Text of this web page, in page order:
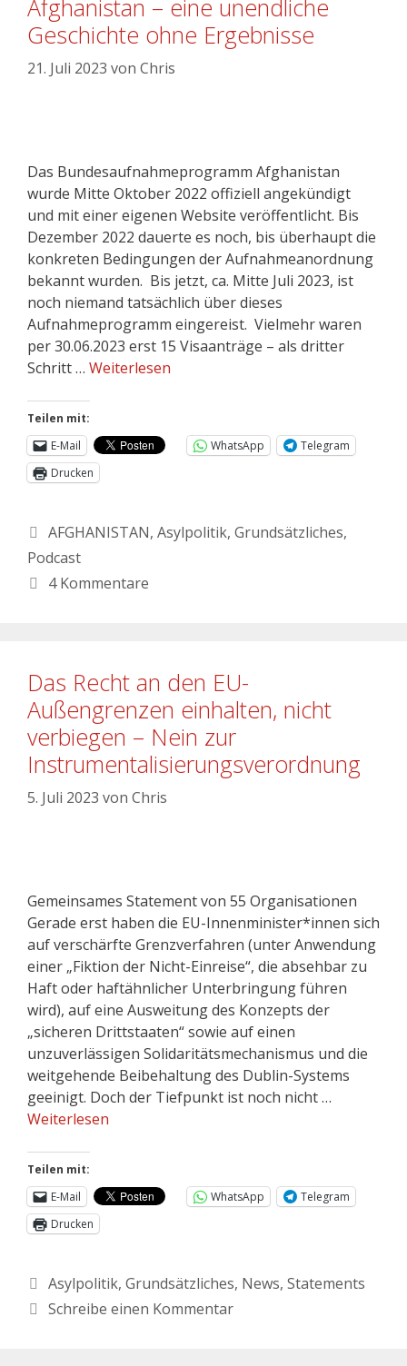
Afghanistan – eine unendliche
Geschichte ohne Ergebnisse
21. Juli 2023 von Chris
Das Bundesaufnahmeprogramm Afghanistan
wurde Mitte Oktober 2022 offiziell angekündigt
und mit einer eigenen Website veröffentlicht. Bis
Dezember 2022 dauerte es noch, bis überhaupt die
konkreten Bedingungen der Aufnahmeanordnung
bekannt wurden. Bis jetzt, ca. Mitte Juli 2023, ist
noch niemand tatsächlich über dieses
Aufnahmeprogramm eingereist. Vielmehr waren
per 30.06.2023 erst 15 Visaanträge – als dritter
Schritt … Weiterlesen
Teilen mit:
E-Mail
WhatsApp
Telegram
Drucken
AFGHANISTAN, Asylpolitik, Grundsätzliches,
Podcast
4 Kommentare
Das Recht an den EU-
Außengrenzen einhalten, nicht
verbiegen – Nein zur
Instrumentalisierungsverordnung
5. Juli 2023 von Chris
Gemeinsames Statement von 55 Organisationen
Gerade erst haben die EU-Innenminister*innen sich
auf verschärfte Grenzverfahren (unter Anwendung
einer „Fiktion der Nicht-Einreise“, die absehbar zu
Haft oder haftähnlicher Unterbringung führen
wird), auf eine Ausweitung des Konzepts der
„sicheren Drittstaaten“ sowie auf einen
unzuverlässigen Solidaritätsmechanismus und die
weitgehende Beibehaltung des Dublin-Systems
geeinigt. Doch der Tiefpunkt ist noch nicht …
Weiterlesen
Teilen mit:
E-Mail
WhatsApp
Telegram
Drucken
Asylpolitik, Grundsätzliches, News, Statements
Schreibe einen Kommentar